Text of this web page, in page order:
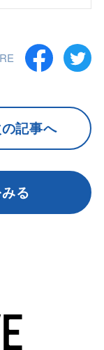
記事へ
る